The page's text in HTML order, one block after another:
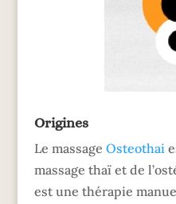
Origines
Le massage Osteothai
massage thaï et de
est une thérapie